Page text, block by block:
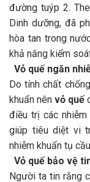
đường tuýp 2.
Dinh dưỡng, đã
hòa tan trong
khả năng kiểm
Vỏ quế ngăn
Do tính chất
khuẩn nên vỏ quế
điều trị các
giúp tiêu diệt vi
nhiễm khuẩn tụ
Vỏ quế bảo vệ
Người ta tin rằng